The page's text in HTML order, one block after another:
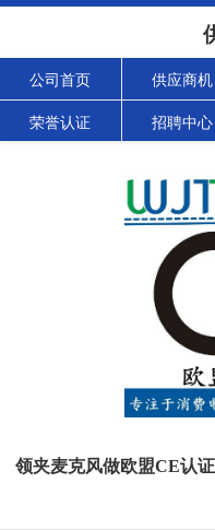
公司首页 供应商机
荣誉认证 招聘中心
领夹麦克风做欧盟CE认